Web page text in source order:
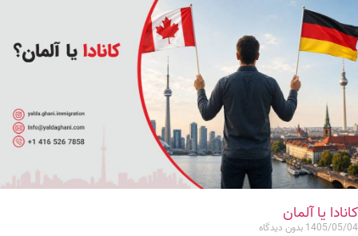
کانادا یا آلمان
1405/05/04 بدون دیدگاه